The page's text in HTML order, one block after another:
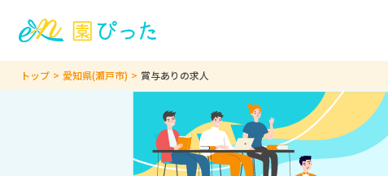
トップ 愛知県(瀬戸市) 賞与ありの求人